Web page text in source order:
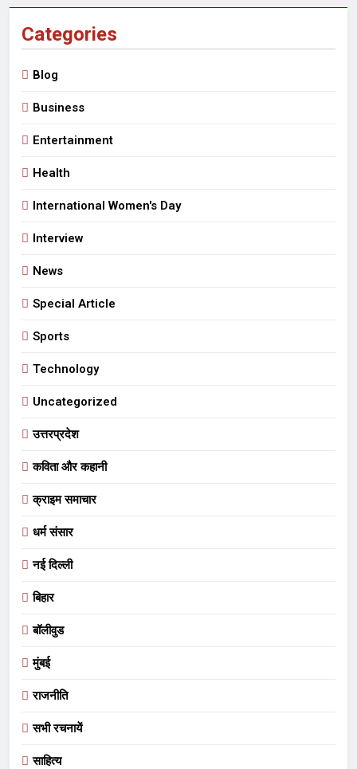
Categories
Blog
Business
Entertainment
Health
International Women's Day
Interview
News
Special Article
Sports
Technology
Uncategorized
उत्तरप्रदेश
कविता और कहानी
क्राइम समाचार
धर्म संसार
नई दिल्ली
बिहार
बॉलीवुड
मुंबई
राजनीति
सभी रचनायें
साहित्य